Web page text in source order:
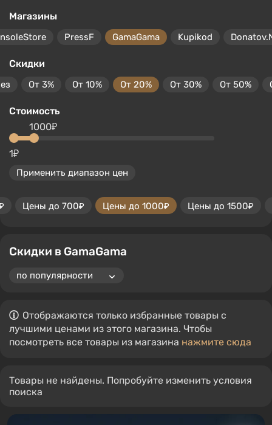
Магазины
PressF GamaGama Kupikod
Скидки
От 3% От 10% От 20% От 30% От 50%
Стоимость
1₽
1000₽
Применить диапазон цен
Цены до 700₽ Цены до 1000₽ Цены до 1500₽
Скидки в GamaGama
Отображаются только избранные товары с
лучшими ценами из этого магазина. Чтобы
посмотреть все товары из магазина нажмите сюда
Товары не найдены. Попробуйте изменить условия
поиска